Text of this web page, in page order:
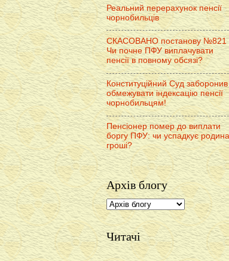
Реальний перерахунок пенсії
чорнобильців
СКАСОВАНО постанову №821
Чи почне ПФУ виплачувати
пенсії в повному обсязі?
Конституційний Суд заборонив
обмежувати індексацію пенсії
чорнобильцям!
Пенсіонер помер до виплати
боргу ПФУ: чи успадкує родина
гроші?
Архів блогу
Читачі